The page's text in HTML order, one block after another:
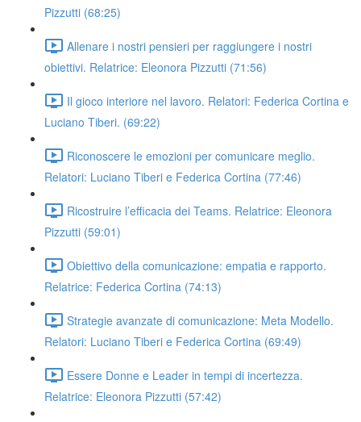
Pizzutti (68:25)
Allenare i nostri pensieri per raggiungere i nostri
obiettivi. Relatrice: Eleonora Pizzutti (71:56)
Il gioco interiore nel lavoro. Relatori: Federica Cortina e
Luciano Tiberi. (69:22)
Riconoscere le emozioni per comunicare meglio.
Relatori: Luciano Tiberi e Federica Cortina (77:46)
Ricostruire l’efficacia dei Teams. Relatrice: Eleonora
Pizzutti (59:01)
Obiettivo della comunicazione: empatia e rapporto.
Relatrice: Federica Cortina (74:13)
Strategie avanzate di comunicazione: Meta Modello.
Relatori: Luciano Tiberi e Federica Cortina (69:49)
Essere Donne e Leader in tempi di incertezza.
Relatrice: Eleonora Pizzutti (57:42)